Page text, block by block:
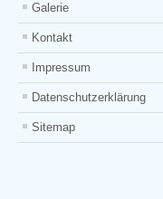
Galerie
Kontakt
Impressum
Datenschutzerklärung
Sitemap